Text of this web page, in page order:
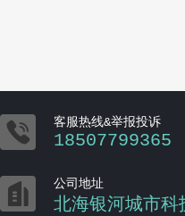
 客服热线&举报投诉
18507799365
 公司地址
北海银河城市科